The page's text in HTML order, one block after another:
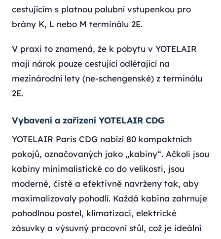
cestujícím s platnou palubní vstupenkou pro
brány K, L nebo M terminálu 2E.
V praxi to znamená, že k pobytu v YOTELAIR
mají nárok pouze cestující odlétající na
mezinárodní lety (ne-schengenské) z terminálu
2E.
Vybavení a zařízení YOTELAIR CDG
YOTELAIR Paris CDG nabízí 80 kompaktních
pokojů, označovaných jako „kabiny“. Ačkoli jsou
kabiny minimalistické co do velikosti, jsou
moderně, čistě a efektivně navrženy tak, aby
maximalizovaly pohodlí. Každá kabina zahrnuje
pohodlnou postel, klimatizaci, elektrické
zásuvky a výsuvný pracovní stůl, což je ideální